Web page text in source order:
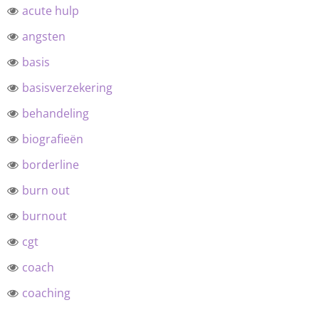
acute hulp
angsten
basis
basisverzekering
behandeling
biografieën
borderline
burn out
burnout
cgt
coach
coaching